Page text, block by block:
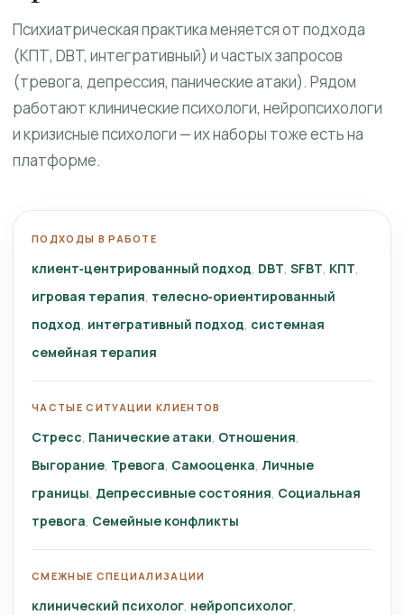
Психиатрическая практика меняется от подхода
(КПТ, DBT, интегративный) и частых запросов
(тревога, депрессия, панические атаки). Рядом
работают клинические психологи, нейропсихологи
и кризисные психологи — их наборы тоже есть на
платформе.
ПОДХОДЫ В РАБОТЕ
клиент‑центрированный подход DBT SFBT КПТ
игровая терапия телесно‑ориентированный
подход интегративный подход системная
семейная терапия
ЧАСТЫЕ СИТУАЦИИ КЛИЕНТОВ
Стресс Панические атаки Отношения
Выгорание Тревога Самооценка Личные
границы Депрессивные состояния Социальная
тревога Семейные конфликты
СМЕЖНЫЕ СПЕЦИАЛИЗАЦИИ
клинический психолог нейропсихолог